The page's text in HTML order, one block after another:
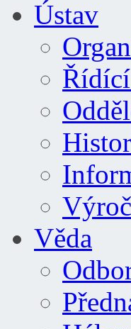
Ústav
Věda